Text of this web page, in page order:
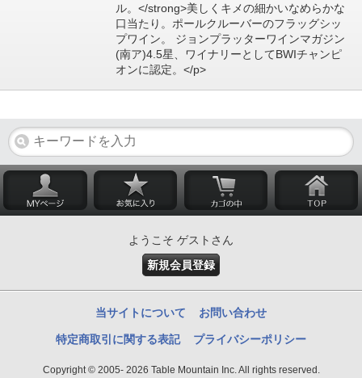
ル。</strong>美しくキメの細かいなめらかな
口当たり。ポールクルーバーのフラッグシッ
プワイン。 ジョンプラッターワインマガジン
(南ア)4.5星、ワイナリーとしてBWIチャンピ
オンに認定。</p>
ようこそ ゲストさん
新規会員登録
当サイトについて お問い合わせ
特定商取引に関する表記 プライバシーポリシー
Copyright © 2005- 2026 Table Mountain Inc. All rights reserved.